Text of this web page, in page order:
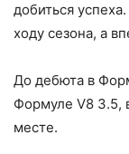
добиться
ходу сезона, а
До дебюта в
Формуле V8 3.5,
месте.